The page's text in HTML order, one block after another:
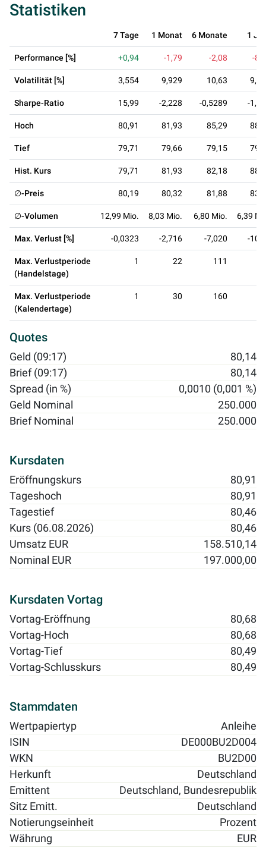
Statistiken
7 Tage 1 Monat 6 Monate 1
Performance [%] +0,94 -1,79 -2,08 -
Volatilität [%] 3,554 9,929 10,63
Sharpe-Ratio 15,99 -2,228 -0,5289 -
Hoch 80,91 81,93 85,29
Tief 79,71 79,66 79,15
Hist. Kurs 79,71 81,93 82,18
∅-Preis 80,19 80,32 81,88
∅-Volumen 12,99 Mio. 8,03 Mio. 6,80 Mio. 6,39
Max. Verlust [%] -0,0323 -2,716 -7,020 -
Max. Verlustperiode
(Handelstage)
1 22 111
Max. Verlustperiode
(Kalendertage)
1 30 160
Quotes
Geld (09:17)
80,14
Brief (09:17)
80,14
Spread (in %)
0,0010 (0,001 %)
Geld Nominal
250.000
Brief Nominal
250.000
Kursdaten
Eröffnungskurs
80,91
Tageshoch
80,91
Tagestief
80,46
Kurs (06.08.2026)
80,46
Umsatz EUR
158.510,14
Nominal EUR
197.000,00
Kursdaten Vortag
Vortag-Eröffnung
80,68
Vortag-Hoch
80,68
Vortag-Tief
80,49
Vortag-Schlusskurs
80,49
Stammdaten
Wertpapiertyp
Anleihe
ISIN
DE000BU2D004
WKN
BU2D00
Herkunft
Deutschland
Emittent
Deutschland, Bundesrepublik
Sitz Emitt.
Deutschland
Notierungseinheit
Prozent
Währung
EUR